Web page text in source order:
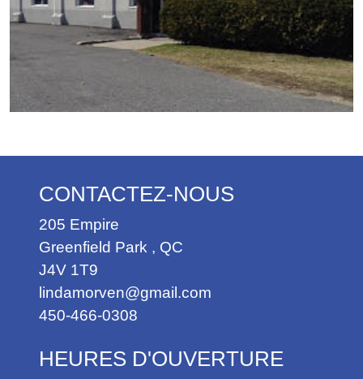
CONTACTEZ-NOUS
205 Empire
Greenfield Park , QC
J4V 1T9
lindamorven@gmail.com
450-466-0308
HEURES D'OUVERTURE